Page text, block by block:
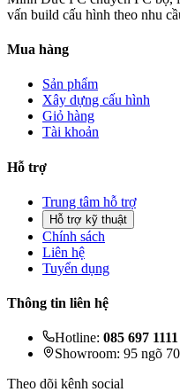
vấn build cấu hình theo nhu
Mua hàng
Sản phẩm
Xây dựng cấu hình
Giỏ hàng
Tài khoản
Hỗ trợ
Trung tâm hỗ trợ
Hỗ trợ kỹ thuật
Chính sách
Liên hệ
Tuyển dụng
Thông tin liên hệ
Hotline: 085 697 1111
Showroom: 95 ngõ
Theo dõi kênh social